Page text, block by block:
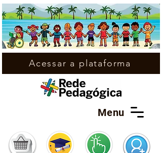
Menu
Acessar a plataforma